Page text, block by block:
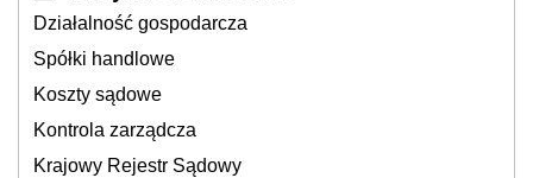
Działalność gospodarcza
Spółki handlowe
Koszty sądowe
Kontrola zarządcza
Krajowy Rejestr Sądowy